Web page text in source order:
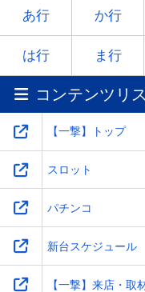
ヤ -
ラ リ
ワ -
あ行 か行
は行 ま行
コンテンツリ
【一撃】トップ
スロット
パチンコ
新台スケジュール
【一撃】来店・取